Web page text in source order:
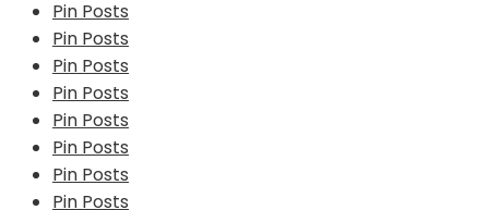
Pin Posts
Pin Posts
Pin Posts
Pin Posts
Pin Posts
Pin Posts
Pin Posts
Pin Posts